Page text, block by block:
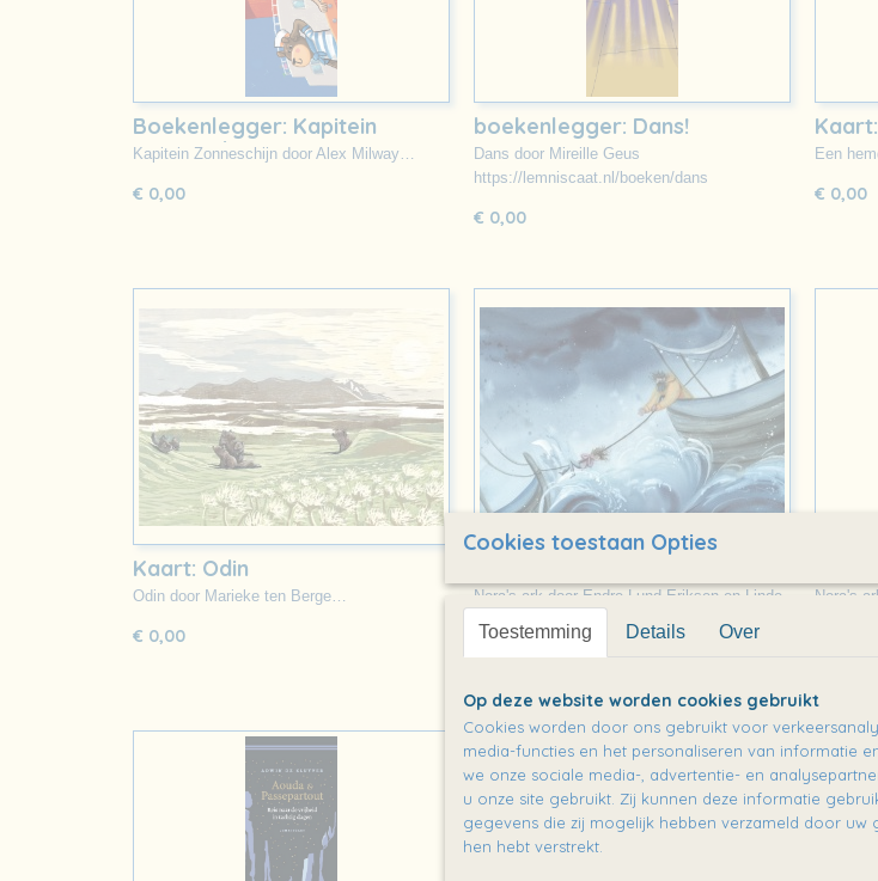
Boekenlegger: Kapitein
Zonneschijn
Kapitein Zonneschijn door Alex Milway…
€ 0,00
boekenlegger: Dans!
Dans door Mireille Geus
https://lemniscaat.nl/boeken/dans
€ 0,00
Een
€ 0,00
Kaart: Odin
Odin door Marieke ten Berge…
€ 0,00
Nora's ark door Endre Lund Eriksen en Linde
€ 0,00
Nora's
Cookies toestaan Opties
Toestemming Details Over
Op deze website worden cookies gebruikt
Cookies worden door ons gebruikt voor
media-functies en het personaliseren van informatie
we onze sociale media-, advertentie- en
u onze site gebruikt. Zij kunnen deze informatie
gegevens die zij mogelijk hebben verzameld door uw
hen hebt verstrekt.